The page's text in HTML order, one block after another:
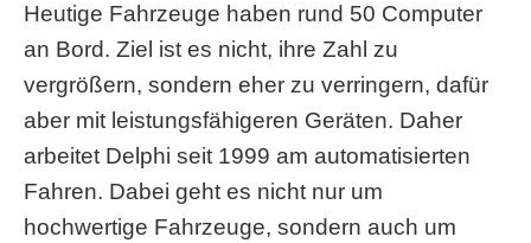
Heutige Fahrzeuge haben rund 50 Computer
an Bord. Ziel ist es nicht, ihre Zahl zu
vergrößern, sondern eher zu verringern, dafür
aber mit leistungsfähigeren Geräten. Daher
arbeitet Delphi seit 1999 am automatisierten
Fahren. Dabei geht es nicht nur um
hochwertige Fahrzeuge, sondern auch um